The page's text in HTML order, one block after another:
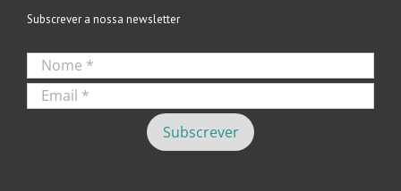
Subscrever a nossa newsletter